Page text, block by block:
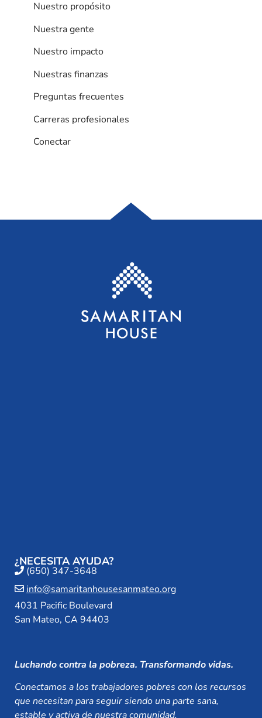
Nuestro propósito
Nuestra gente
Nuestro impacto
Nuestras finanzas
Preguntas frecuentes
Carreras profesionales
Conectar
¿NECESITA AYUDA?
(650) 347-3648
info@samaritanhousesanmateo.org
4031 Pacific Boulevard
San Mateo, CA 94403
Luchando contra la pobreza. Transformando vidas.
Conectamos a los trabajadores pobres con los recursos
que necesitan para seguir siendo una parte sana,
estable y activa de nuestra comunidad.